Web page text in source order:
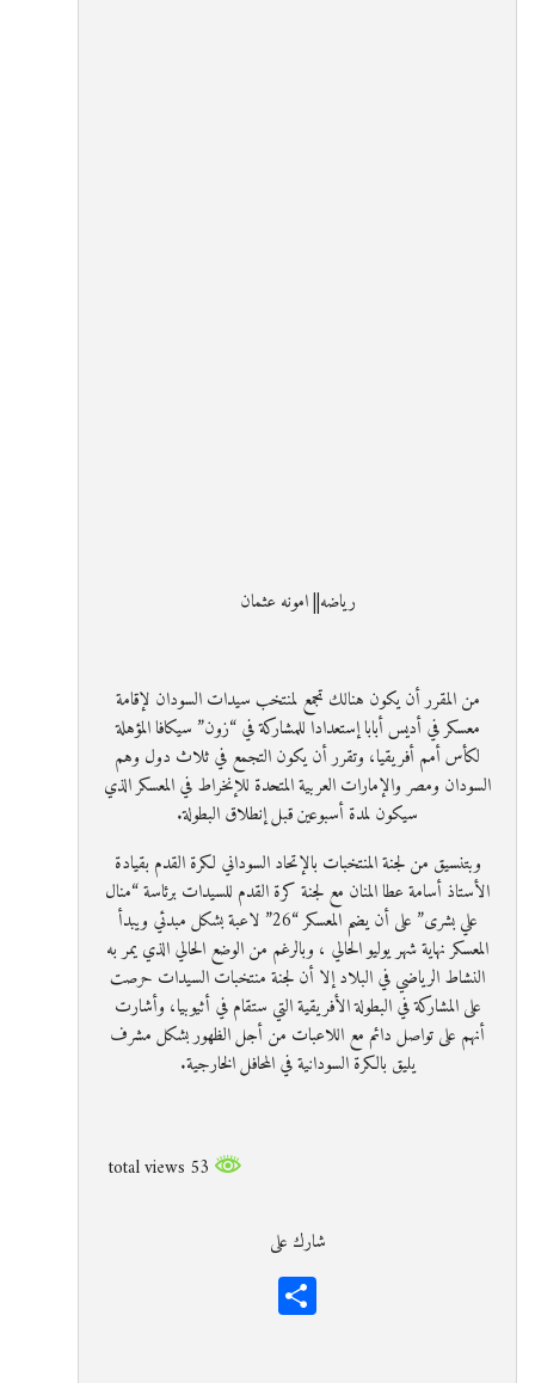
رياضه|| امونه عثمان
من المقرر أن يكون هنالك تجمع لمنتخب سيدات السودان لإقامة
معسكر في أديس أبابا إستعدادا للمشاركة في “زون” سيكافا المؤهلة
لكأس أمم أفريقيا، وتقرر أن يكون التجمع في ثلاث دول وهم
السودان ومصر والإمارات العربية المتحدة للإنخراط في المعسكر الذي
سيكون لمدة أسبوعين قبل إنطلاق البطولة.
وبتنسيق من لجنة المنتخبات بالإتحاد السوداني لكرة القدم بقيادة
الأستاذ أسامة عطا المنان مع لجنة كرة القدم للسيدات برئاسة “منال
علي بشرى” على أن يضم المعسكر “26” لاعبة بشكل مبدئي ويبدأ
المعسكر نهاية شهر يوليو الحالي ، وبالرغم من الوضع الحالي الذي يمر به
النشاط الرياضي في البلاد إلا أن لجنة منتخبات السيدات حرصت
على المشاركة في البطولة الأفريقية التي ستقام في أثيوبيا، وأشارت
أنهم على تواصل دائم مع اللاعبات من أجل الظهور بشكل مشرف
يليق بالكرة السودانية في المحافل الخارجية.
شارك على